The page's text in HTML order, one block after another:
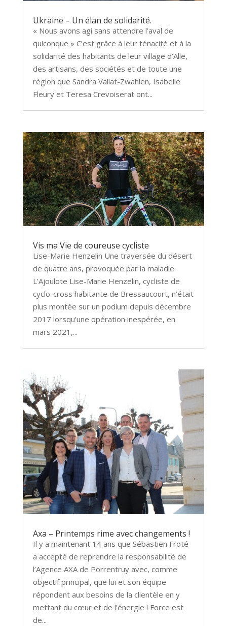
Ukraine – Un élan de solidarité.
« Nous avons agi sans attendre l’aval de
quiconque » C’est grâce à leur ténacité et à la
solidarité des habitants de leur village d’Alle,
des artisans, des sociétés et de toute une
région que Sandra Vallat-Zwahlen, Isabelle
Fleury et Teresa Crevoiserat ont...
Vis ma Vie de coureuse cycliste
Lise-Marie Henzelin Une traversée du désert
de quatre ans, provoquée par la maladie.
L’Ajoulote Lise-Marie Henzelin, cycliste de
cyclo-cross habitante de Bressaucourt, n’était
plus montée sur un podium depuis décembre
2017 lorsqu’une opération inespérée, en
mars 2021,...
Axa – Printemps rime avec changements !
Il y a maintenant 14 ans que Sébastien Froté
a accepté de reprendre la responsabilité de
l’Agence AXA de Porrentruy avec, comme
objectif principal, que lui et son équipe
répondent aux besoins de la clientèle en y
mettant du cœur et de l’énergie ! Force est
de...